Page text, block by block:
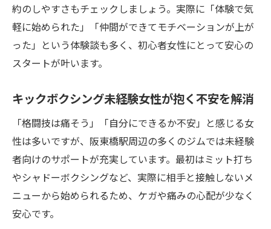
阪東橋駅近くで女性が楽しく運動できる理由
アクセス抜群で女性に優しいキックボクシ
ング
阪東橋駅周辺で女性が通いやすいジムの特
女性専用クラスでキックボクシングがもっ
と身近に
阪東橋駅近くならキックボクシングも手軽
に始められる
女性トレーナー在籍のキックボクシングが
安心ポイント
初心者が不安なく通えるキックボクシングの選
約のしやすさもチェックしましょう。実際に「体験で気
軽に始められた」「仲間ができてモチベーションが上が
った」という体験談も多く、初心者女性にとって安心の
スタートが叶います。
キックボクシング未経験女性が抱く不安を解消
「格闘技は痛そう」「自分にできるか不安」と感じる女
性は多いですが、阪東橋駅周辺の多くのジムでは未経験
者向けのサポートが充実しています。最初はミット打ち
やシャドーボクシングなど、実際に相手と接触しないメ
ニューから始められるため、ケガや痛みの心配が少なく
安心です。